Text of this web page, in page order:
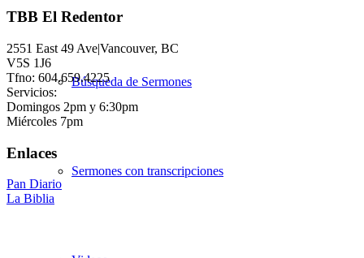
Búsqueda de Sermones
Sermones con transcripciones
TBB El Redentor
2551 East 49 Ave|Vancouver, BC
V5S 1J6
Tfno: 604.659.4225
Servicios:
Domingos 2pm y 6:30pm
Miércoles 7pm
Enlaces
Pan Diario
La Biblia